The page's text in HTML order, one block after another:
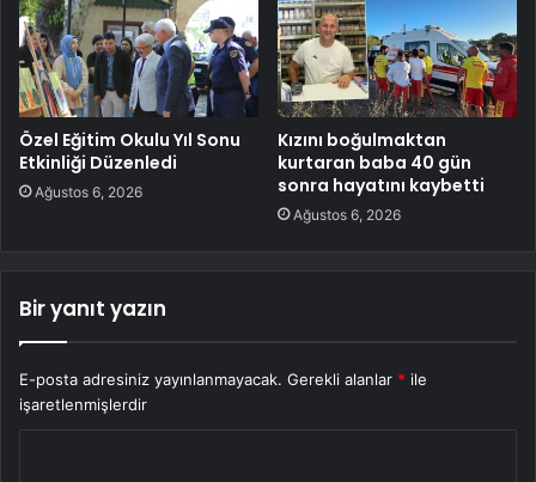
Özel Eğitim Okulu Yıl Sonu
Etkinliği Düzenledi
Ağustos 6, 2026
Kızını boğulmaktan
kurtaran baba 40 gün
sonra hayatını kaybetti
Ağustos 6, 2026
Bir yanıt yazın
E-posta adresiniz yayınlanmayacak. Gerekli alanlar * ile
işaretlenmişlerdir